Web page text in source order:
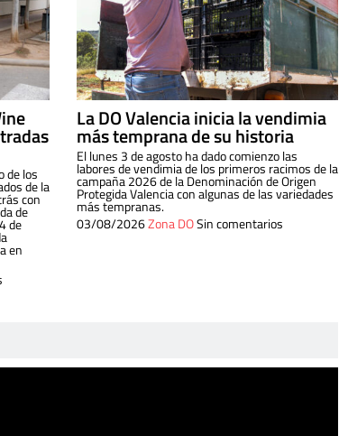
de los
de la
con
de
de
en
La DO Valencia inicia la vendimia
más temprana de su historia
El lunes 3 de agosto ha dado comienzo las
labores de vendimia de los primeros racimos de la
campaña 2026 de la Denominación de Origen
Protegida Valencia con algunas de las variedades
más tempranas.
03/08/2026Zona DOSin comentarios